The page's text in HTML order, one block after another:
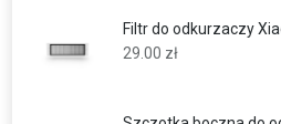
Filtr do odkurzaczy
29.00 zł